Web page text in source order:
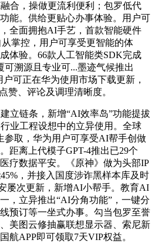
合，操做更流利便利；包罗低代
能。供给更贴心办事体验。用户可
全面拥抱AI手艺，首款智能硬件
掌控，用户可享受更智能的体
体验。66款人工智能类SDK完成
可溯源且专业可...墨迹气候推出
户可正在华为使用市场下载更新，
赞、评论及调理清晰度。
链条，新增“AI效率岛”功能提拔
业工程设想中的立异使用。全球
参取，华为用户可享受AI帮手创做
距离上代模子GPT-4推出已29个
疗数据平安。《原神》做为头部IP
，并接入国度涉诈黑样本库及时
屡次更新，新增AI小帮手。教育AI
，立异推出“AI分角功能”，一键分
预订等一坐式办事。勾当包罗至誉
美图云修抽赢联想显示器、索尼新
航APP即可领取7天VIP权益。